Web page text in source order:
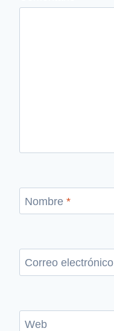
Nombre *
Correo electrónico
Web